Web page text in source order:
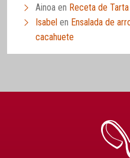
Ainoa en Receta de
Isabel en Ensalada de
cacahuete